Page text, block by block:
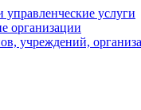
услуги
организации
учреждений,